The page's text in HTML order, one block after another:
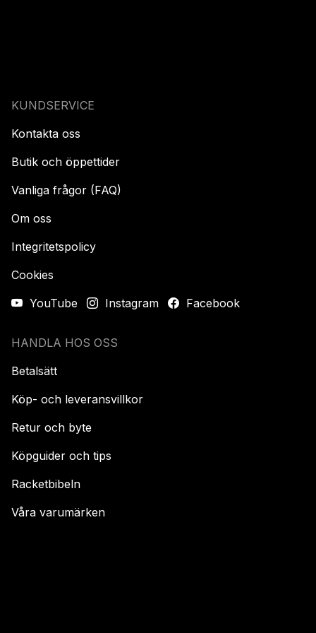
KUNDSERVICE
Kontakta oss
Butik och öppettider
Vanliga frågor (FAQ)
Om oss
Integritetspolicy
Cookies
YouTube
Instagram Facebook
HANDLA HOS OSS
Betalsätt
Köp- och leveransvillkor
Retur och byte
Köpguider och tips
Racketbibeln
Våra varumärken